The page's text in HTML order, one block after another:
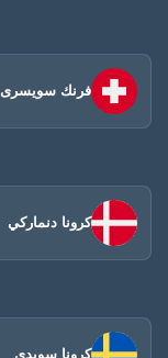
فرنك سويسرى
كرونا دنماركي
كرونا سويدى